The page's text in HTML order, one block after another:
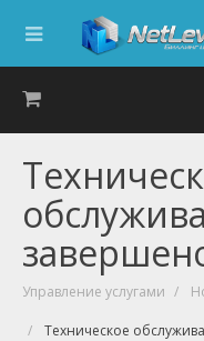
Управление услугами
Техническое